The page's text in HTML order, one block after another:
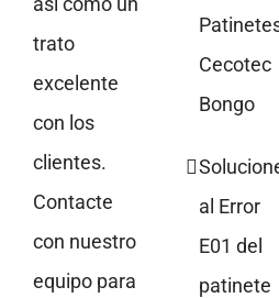
trato
excelente
con los
clientes.
Contacte
con nuestro
equipo para
Cecotec
Bongo
al Error
E01 del
patinete